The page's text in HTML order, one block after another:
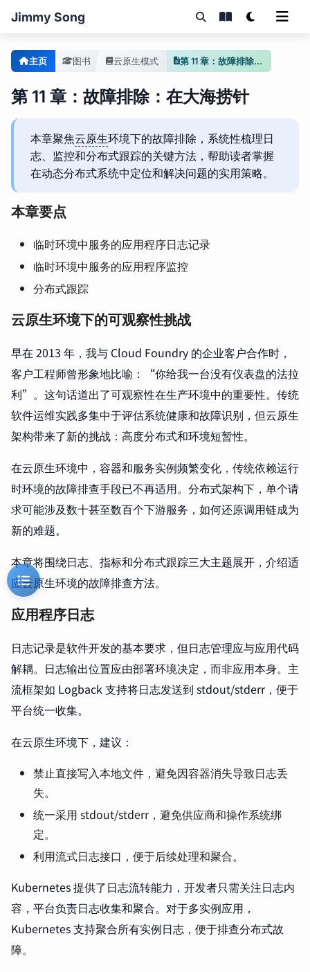
Jimmy Song
主页 图书 云原生模式 第 11 章：故障排除：在大海捞针
第 11 章：故障排除：在大海捞针
本章聚焦云原生环境下的故障排除，系统性梳理日
志、监控和分布式跟踪的关键方法，帮助读者掌握
在动态分布式系统中定位和解决问题的实用策略。
本章要点
临时环境中服务的应用程序日志记录
临时环境中服务的应用程序监控
分布式跟踪
云原生环境下的可观察性挑战
早在 2013 年，我与 Cloud Foundry 的企业客户合作时，
客户工程师曾形象地比喻：“你给我一台没有仪表盘的法拉
利”。这句话道出了可观察性在生产环境中的重要性。传统
软件运维实践多集中于评估系统健康和故障识别，但云原生
架构带来了新的挑战：高度分布式和环境短暂性。
在云原生环境中，容器和服务实例频繁变化，传统依赖运行
时环境的故障排查手段已不再适用。分布式架构下，单个请
求可能涉及数十甚至数百个下游服务，如何还原调用链成为
新的难题。
本章将围绕日志、指标和分布式跟踪三大主题展开，介绍适
应云原生环境的故障排查方法。
应用程序日志
日志记录是软件开发的基本要求，但日志管理应与应用代码
解耦。日志输出位置应由部署环境决定，而非应用本身。主
流框架如 Logback 支持将日志发送到 stdout/stderr，便于
平台统一收集。
在云原生环境下，建议：
禁止直接写入本地文件，避免因容器消失导致日志丢
失。
统一采用 stdout/stderr，避免供应商和操作系统绑
定。
利用流式日志接口，便于后续处理和聚合。
Kubernetes 提供了日志流转能力，开发者只需关注日志内
容，平台负责日志收集和聚合。对于多实例应用，
Kubernetes 支持聚合所有实例日志，便于排查分布式故
障。